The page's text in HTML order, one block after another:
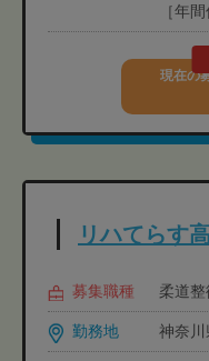
［年
現在の
リハてらす
募集職種 柔道整
勤務地 神奈